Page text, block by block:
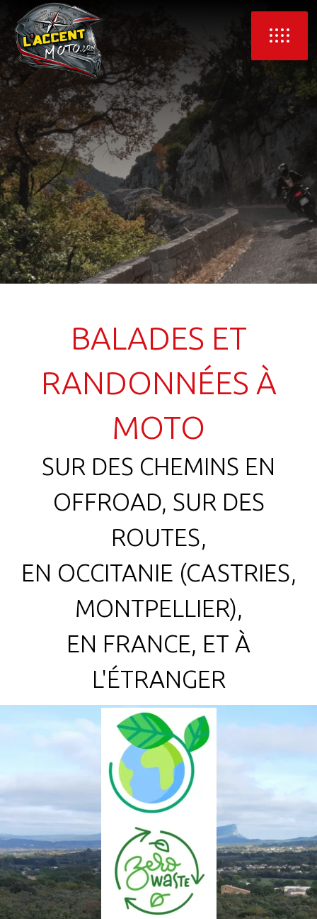
BALADES ET
RANDONNÉES À
MOTO
SUR DES CHEMINS EN
OFFROAD, SUR DES
ROUTES,
EN OCCITANIE (CASTRIES,
MONTPELLIER),
EN FRANCE, ET À
L'ÉTRANGER